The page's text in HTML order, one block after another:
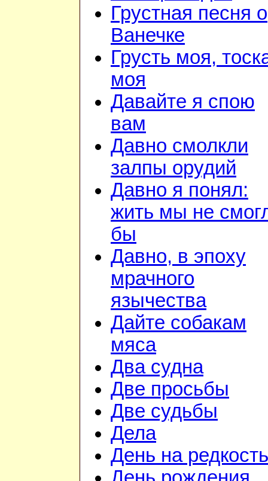
Грустная песня о
Ванечке
Грусть моя,
моя
Давайте я спою
вам
Давно смолкли
залпы орудий
Давно я понял:
жить мы не
бы
Давно, в эпоху
мрачного
язычества
Дайте собакам
мяса
Два судна
Две просьбы
Две судьбы
Дела
День на редкость